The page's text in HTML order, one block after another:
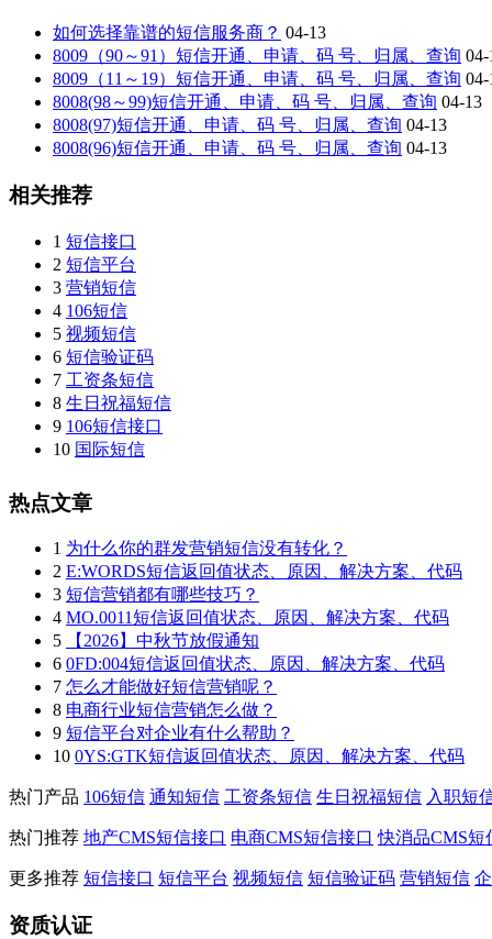
如何选择靠谱的短信服务商？ 04-13
8009（90～91）短信开通、申请、码 号、归属、查询 04-
8009（11～19）短信开通、申请、码 号、归属、查询 04-
8008(98～99)短信开通、申请、码 号、归属、查询 04-13
8008(97)短信开通、申请、码 号、归属、查询 04-13
8008(96)短信开通、申请、码 号、归属、查询 04-13
相关推荐
1 短信接口
2 短信平台
3 营销短信
4 106短信
5 视频短信
6 短信验证码
7 工资条短信
8 生日祝福短信
9 106短信接口
10 国际短信
热点文章
1 为什么你的群发营销短信没有转化？
2 E:WORDS短信返回值状态、原因、解决方案、代码
3 短信营销都有哪些技巧？
4 MO.0011短信返回值状态、原因、解决方案、代码
5
【2026】中秋节放假通知
6 0FD:004短信返回值状态、原因、解决方案、代码
7 怎么才能做好短信营销呢？
8 电商行业短信营销怎么做？
9 短信平台对企业有什么帮助？
10 0YS:GTK短信返回值状态、原因、解决方案、代码
热门产品 106短信 通知短信 工资条短信 生日祝福短信 入职短
热门推荐 地产CMS短信接口 电商CMS短信接口 快消品CMS短
更多推荐 短信接口 短信平台 视频短信 短信验证码 营销短信
资质认证